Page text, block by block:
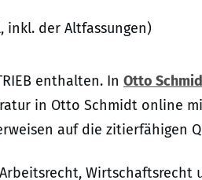
inkl. der Altfassungen)
enthalten. In Otto
in Otto Schmidt online
auf die zitierfähigen